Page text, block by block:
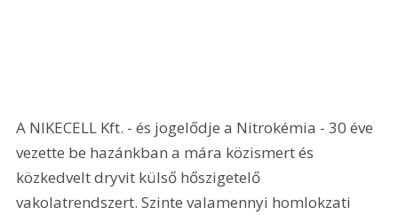
A NIKECELL Kft. - és jogelődje a Nitrokémia - 30 éve
vezette be hazánkban a mára közismert és
közkedvelt dryvit külső hőszigetelő
vakolatrendszert. Szinte valamennyi homlokzati